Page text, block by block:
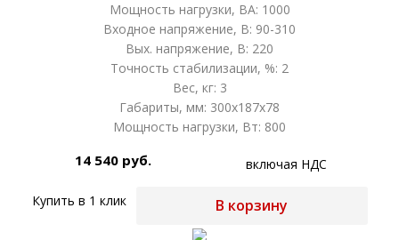
Мощность нагрузки, ВА: 1000
Входное напряжение, В: 90-310
Вых. напряжение, В: 220
Точность стабилизации, %: 2
Вес, кг: 3
Габариты, мм: 300х187х78
Мощность нагрузки, Вт: 800
14 540 руб. включая НДС
Купить в 1 клик В корзину